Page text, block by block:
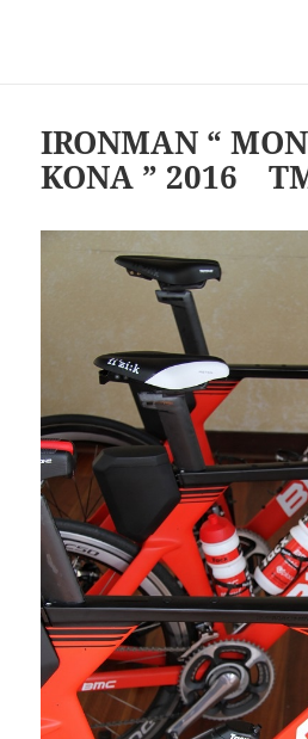
IRONMAN “
KONA ” 2016